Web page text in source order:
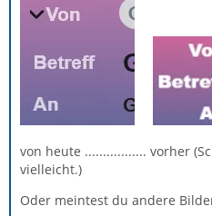
von heute ................. vorher
vielleicht.)
Oder meintest du andere